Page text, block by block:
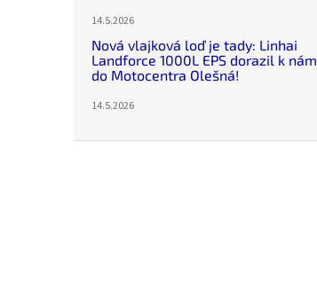
14.5.2026
Nová vlajková loď je tady: Linhai
Landforce 1000L EPS dorazil k nám
do Motocentra Olešná!
14.5.2026